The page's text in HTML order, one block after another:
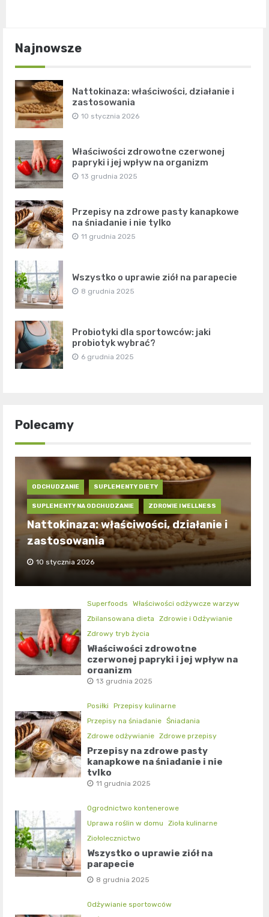
Najnowsze
Nattokinaza: właściwości, działanie i
zastosowania
10 stycznia 2026
Właściwości zdrowotne czerwonej
papryki i jej wpływ na organizm
13 grudnia 2025
Przepisy na zdrowe pasty kanapkowe
na śniadanie i nie tylko
11 grudnia 2025
Wszystko o uprawie ziół na parapecie
8 grudnia 2025
Probiotyki dla sportowców: jaki
probiotyk wybrać?
6 grudnia 2025
Polecamy
ODCHUDZANIE SUPLEMENTY DIETY
SUPLEMENTY NA ODCHUDZANIE ZDROWIE I WELLNESS
Nattokinaza: właściwości, działanie i
zastosowania
10 stycznia 2026
Superfoods
Właściwości odżywcze warzyw
Zbilansowana dieta
Zdrowie i Odżywianie
Zdrowy tryb życia
Właściwości zdrowotne
czerwonej papryki i jej wpływ na
organizm
13 grudnia 2025
Posiłki
Przepisy kulinarne
Przepisy na śniadanie Śniadania
Zdrowe odżywianie Zdrowe przepisy
Przepisy na zdrowe pasty
kanapkowe na śniadanie i nie
tylko
11 grudnia 2025
Ogrodnictwo kontenerowe
Uprawa roślin w domu
Zioła kulinarne
Ziołolecznictwo
Wszystko o uprawie ziół na
parapecie
8 grudnia 2025
Odżywianie sportowców